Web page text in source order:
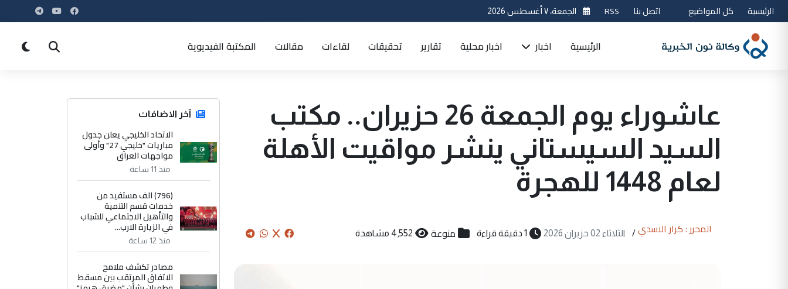
الرئيسية كل المواضيع اتصل بنا RSS الجمعة، ٧ أغسطس 2026
الرئيسية اخبار اخبار محلية تقارير تحقيقات لقاءات مقالات المكتبة الفيديوية
عاشوراء يوم الجمعة 26 حزيران.. مكتب
السيد السيستاني ينشر مواقيت الأهلة
لعام 1448 للهجرة
المحرر : كرار الاسدي / الثلاثاء 02 حزيران 2026 1 دقيقة قراءة منوعة 4,552 مشاهدة
آخر الاضافات
الاتحاد الخليجي يعلن جدول
مباريات "خليجي 27" وأولى
مواجهات العراق
منذ 11 ساعة
(796) الف مستفيد من
خدمات قسم التنمية
والتأهيل الاجتماعي للشباب
في الزيارة الارب...
منذ 12 ساعة
مصادر تكشف ملامح
الاتفاق المرتقب بين مسقط